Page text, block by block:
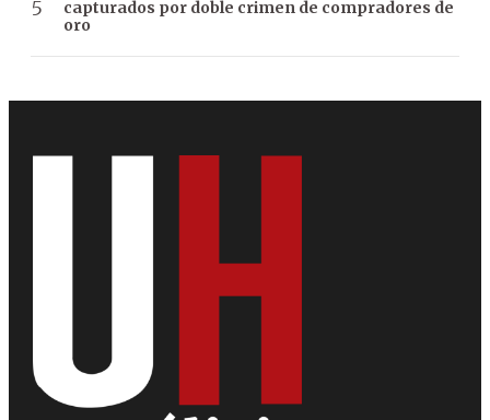
capturados por doble crimen de compradores de
oro